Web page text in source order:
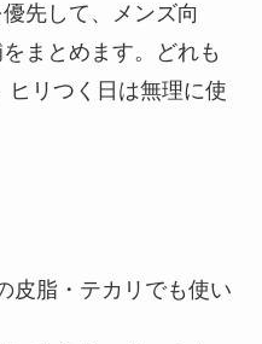
先して、メンズ向
まとめます。どれも
リつく日は無理に使
皮脂・テカリでも使い